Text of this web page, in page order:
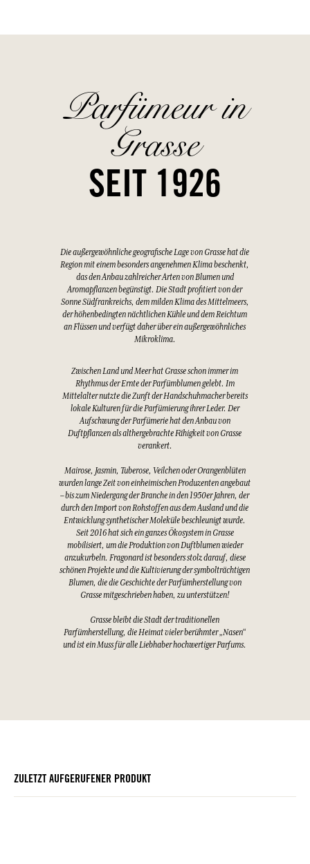
Parfümeur in
Grasse
SEIT 1926
Die außergewöhnliche geografische Lage von Grasse hat die
Region mit einem besonders angenehmen Klima beschenkt,
das den Anbau zahlreicher Arten von Blumen und
Aromapflanzen begünstigt. Die Stadt profitiert von der
Sonne Südfrankreichs, dem milden Klima des Mittelmeers,
der höhenbedingten nächtlichen Kühle und dem Reichtum
an Flüssen und verfügt daher über ein außergewöhnliches
Mikroklima.
Zwischen Land und Meer hat Grasse schon immer im
Rhythmus der Ernte der Parfümblumen gelebt. Im
Mittelalter nutzte die Zunft der Handschuhmacher bereits
lokale Kulturen für die Parfümierung ihrer Leder. Der
Aufschwung der Parfümerie hat den Anbau von
Duftpflanzen als althergebrachte Fähigkeit von Grasse
verankert.
Mairose, Jasmin, Tuberose, Veilchen oder Orangenblüten
wurden lange Zeit von einheimischen Produzenten angebaut
– bis zum Niedergang der Branche in den 1950er Jahren, der
durch den Import von Rohstoffen aus dem Ausland und die
Entwicklung synthetischer Moleküle beschleunigt wurde.
Seit 2016 hat sich ein ganzes Ökosystem in Grasse
mobilisiert, um die Produktion von Duftblumen wieder
anzukurbeln. Fragonard ist besonders stolz darauf, diese
schönen Projekte und die Kultivierung der symbolträchtigen
Blumen, die die Geschichte der Parfümherstellung von
Grasse mitgeschrieben haben, zu unterstützen!
Grasse bleibt die Stadt der traditionellen
Parfümherstellung, die Heimat vieler berühmter „Nasen“
und ist ein Muss für alle Liebhaber hochwertiger Parfums.
ZULETZT AUFGERUFENER PRODUKT